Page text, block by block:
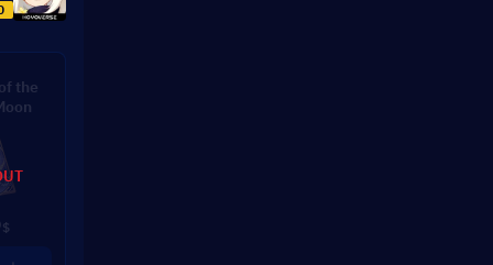
the
$